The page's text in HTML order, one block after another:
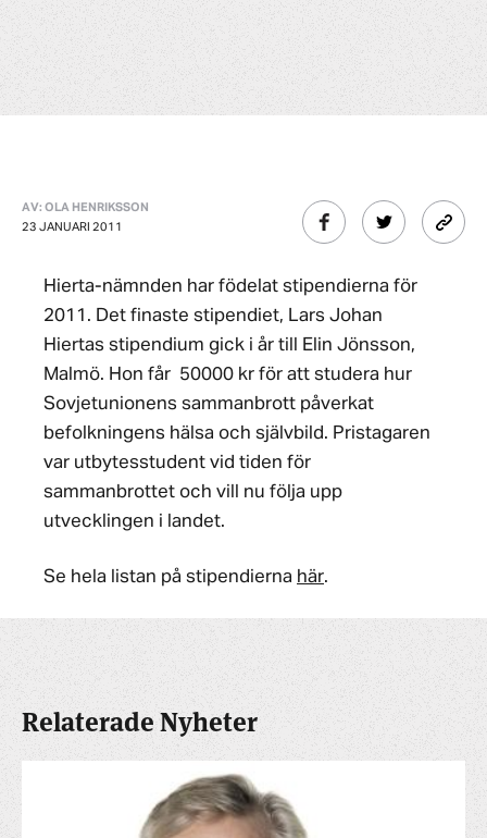
AV: OLA HENRIKSSON
23 JANUARI 2011
Hierta-nämnden har födelat stipendierna för
2011. Det finaste stipendiet, Lars Johan
Hiertas stipendium gick i år till Elin Jönsson,
Malmö. Hon får 50000 kr för att studera hur
Sovjetunionens sammanbrott påverkat
befolkningens hälsa och självbild. Pristagaren
var utbytesstudent vid tiden för
sammanbrottet och vill nu följa upp
utvecklingen i landet.
Se hela listan på stipendierna här.
Relaterade Nyheter